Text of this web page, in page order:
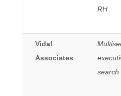
RH
Vidal
Associates
search